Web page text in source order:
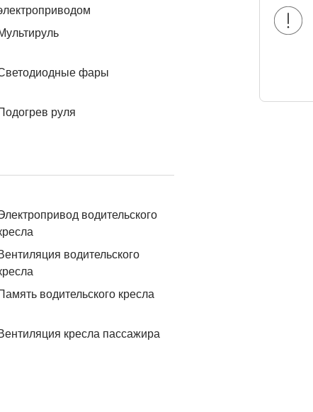
фары
руля
водительского
водительского
водительского кресла
кресла пассажира